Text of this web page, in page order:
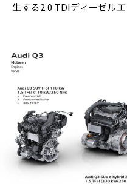
生する2.0 TDIディーゼルエ